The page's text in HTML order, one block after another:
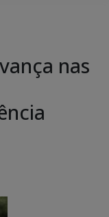
nas